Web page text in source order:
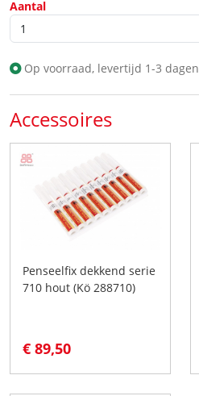
Aantal
Op voorraad, levertijd 1-3 dagen
Accessoires
Penseelfix dekkend serie
710 hout (Kö 288710)
€ 89,50